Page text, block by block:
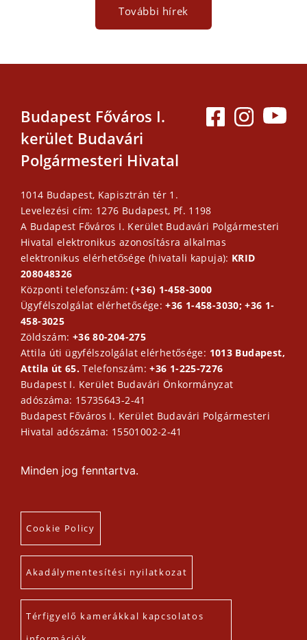
További hírek
Budapest Főváros I.
kerület Budavári
Polgármesteri Hivatal
1014 Budapest, Kapisztrán tér 1.
Levelezési cím: 1276 Budapest, Pf. 1198
A Budapest Főváros I. Kerület Budavári Polgármesteri
Hivatal elektronikus azonosításra alkalmas
elektronikus elérhetősége (hivatali kapuja): KRID
208048326
Központi telefonszám:(+36) 1-458-3000
Ügyfélszolgálat elérhetősége:+36 1-458-3030; +36 1-
458-3025
Zöldszám: +36 80-204-275
Attila úti ügyfélszolgálat elérhetősége: 1013 Budapest,
Attila út 65.Telefonszám:+36 1-225-7276
Budapest I. Kerület Budavári Önkormányzat
adószáma: 15735643-2-41
Budapest Főváros I. Kerület Budavári Polgármesteri
Hivatal adószáma: 15501002-2-41
Minden jog fenntartva.
Cookie Policy
Akadálymentesítési nyilatkozat
Térfigyelő kamerákkal kapcsolatos